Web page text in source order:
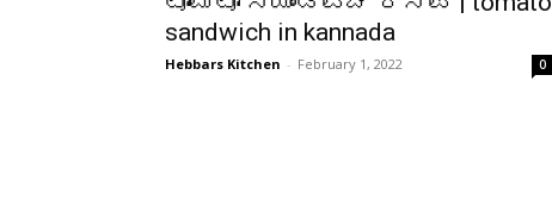
sandwich in kannada
Hebbars Kitchen - February 1, 2022 0